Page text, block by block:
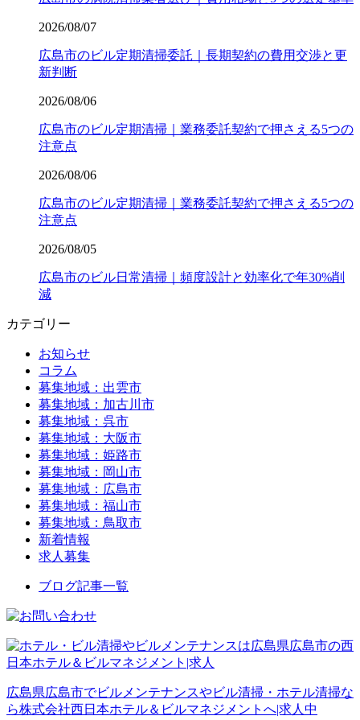
2026/08/07
広島市のビル定期清掃委託｜長期契約の費用交渉と更
新判断
2026/08/06
広島市のビル定期清掃｜業務委託契約で押さえる5つの
注意点
2026/08/06
広島市のビル定期清掃｜業務委託契約で押さえる5つの
注意点
2026/08/05
広島市のビル日常清掃｜頻度設計と効率化で年30%削
減
カテゴリー
お知らせ
コラム
募集地域：出雲市
募集地域：加古川市
募集地域：呉市
募集地域：大阪市
募集地域：姫路市
募集地域：岡山市
募集地域：広島市
募集地域：福山市
募集地域：鳥取市
新着情報
求人募集
ブログ記事一覧
広島県広島市でビルメンテナンスやビル清掃・ホテル清掃な
ら株式会社西日本ホテル＆ビルマネジメントへ|求人中